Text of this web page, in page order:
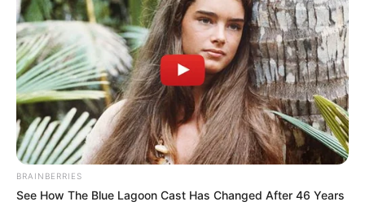
BRAINBERRIES
See How The Blue Lagoon Cast Has Changed After 46 Years